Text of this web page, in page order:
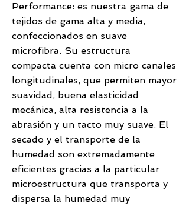
Performance: es nuestra gama de
tejidos de gama alta y media,
confeccionados en suave
microfibra. Su estructura
compacta cuenta con micro canales
longitudinales, que permiten mayor
suavidad, buena elasticidad
mecánica, alta resistencia a la
abrasión y un tacto muy suave. El
secado y el transporte de la
humedad son extremadamente
eficientes gracias a la particular
microestructura que transporta y
dispersa la humedad muy